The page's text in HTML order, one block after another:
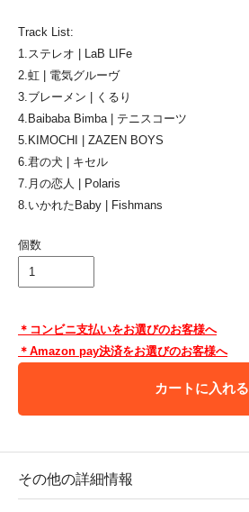
Track List:
1.ステレオ | LaB LIFe
2.虹 | 電気グルーヴ
3.ブレーメン | くるり
4.Baibaba Bimba | テニスコーツ
5.KIMOCHI | ZAZEN BOYS
6.君の犬 | キセル
7.月の恋人 | Polaris
8.いかれたBaby | Fishmans
個数
＊コンビニ支払いをお選びのお客様へ
＊Amazon pay決済をお選びのお客様へ
カートに入れる
その他の詳細情報